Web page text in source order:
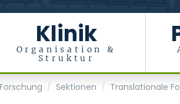
Klinik
Organisation &
Struktur
für Anästhesiologie - KOPIE
Forschung Sektionen Translationale